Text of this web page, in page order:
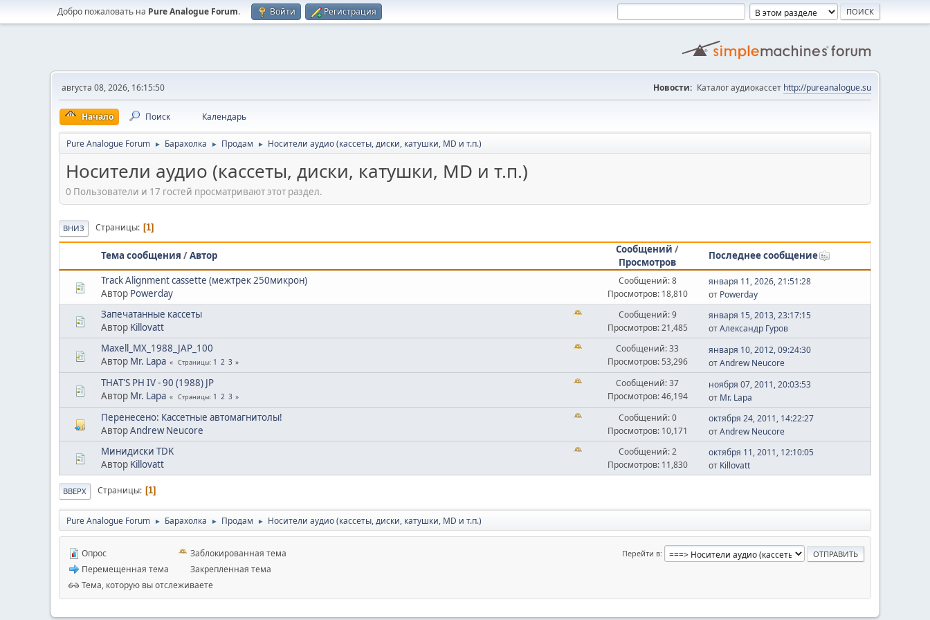
Добро пожаловать на Pure Analogue Forum. Войти Регистрация
августа 08, 2026, 16:15:50 Новости: Каталог аудиокассет http://pureanalogue.su
Начало Поиск Календарь
Pure Analogue Forum ► Барахолка ► Продам ► Носители аудио (кассеты, диски, катушки, MD и т.п.)
Носители аудио (кассеты, диски, катушки, MD и т.п.)
0 Пользователи и 17 гостей просматривают этот раздел.
ВНИЗ Страницы 1
Тема сообщения /Автор
Сообщений /
Просмотров
Последнее сообщение
Track Alignment cassette (межтрек 250микрон)
Автор Powerday
Сообщений: 8
Просмотров: 18,810
января 11, 2026, 21:51:28
от Powerday
Запечатанные кассеты
Автор Killovatt
Сообщений: 9
Просмотров: 21,485
января 15, 2013, 23:17:15
отАлександр Гуров
Maxell_MX_1988_JAP_100
Автор Mr. Lapa Страницы 1 2 3
Сообщений: 33
Просмотров: 53,296
января 10, 2012, 09:24:30
отAndrew Neucore
THAT'S PH IV - 90 (1988) JP
Автор Mr. Lapa Страницы 1 2 3
Сообщений: 37
Просмотров: 46,194
ноября 07, 2011, 20:03:53
от Mr. Lapa
Перенесено: Кассетные автомагнитолы!
АвторAndrew Neucore
Сообщений: 0
Просмотров: 10,171
октября 24, 2011, 14:22:27
отAndrew Neucore
Минидиски TDK
Автор Killovatt
Сообщений: 2
Просмотров: 11,830
октября 11, 2011, 12:10:05
от Killovatt
ВВЕРХ Страницы 1
Pure Analogue Forum ► Барахолка ► Продам ► Носители аудио (кассеты, диски, катушки, MD и т.п.)
Перейти в
Опрос
Перемещенная тема
Заблокированная тема
Закрепленная тема
Тема, которую вы отслеживаете